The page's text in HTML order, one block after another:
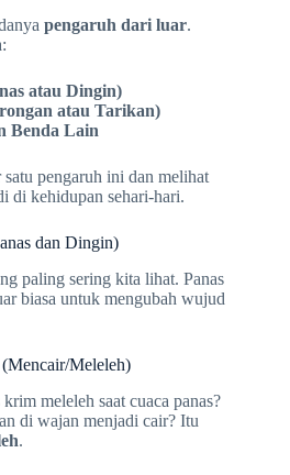
pengaruh dari luar.
atau Dingin)
atau Tarikan)
Benda Lain
pengaruh ini dan melihat
di kehidupan sehari-hari.
dan Dingin)
paling sering kita lihat. Panas
biasa untuk mengubah wujud
Meleleh)
meleleh saat cuaca panas?
di wajan menjadi cair? Itu
.